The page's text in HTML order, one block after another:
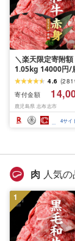
＼楽天限定寄附額
1.05kg 14000円/
県産 黒毛和牛 牛肉
モモ ウデ (スライ
焼肉)[計
期便 全3回] すき焼
ゃぶしゃぶ 国産
牛 お肉 モモ肉 牛
チク]
4.6 (
寄付金額
鹿児島県 志布志市
4サイ
肉 人気
1